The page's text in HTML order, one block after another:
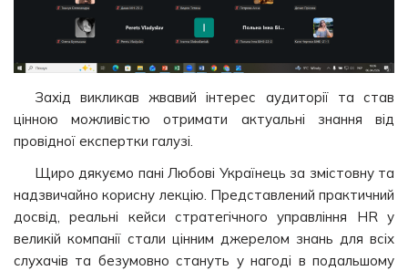
Захід викликав жвавий інтерес аудиторії та став
цінною можливістю отримати актуальні знання від
провідної експертки галузі.
Щиро дякуємо пані Любові Українець за змістовну та
надзвичайно корисну лекцію. Представлений практичний
досвід, реальні кейси стратегічного управління HR у
великій компанії стали цінним джерелом знань для всіх
слухачів та безумовно стануть у нагоді в подальшому